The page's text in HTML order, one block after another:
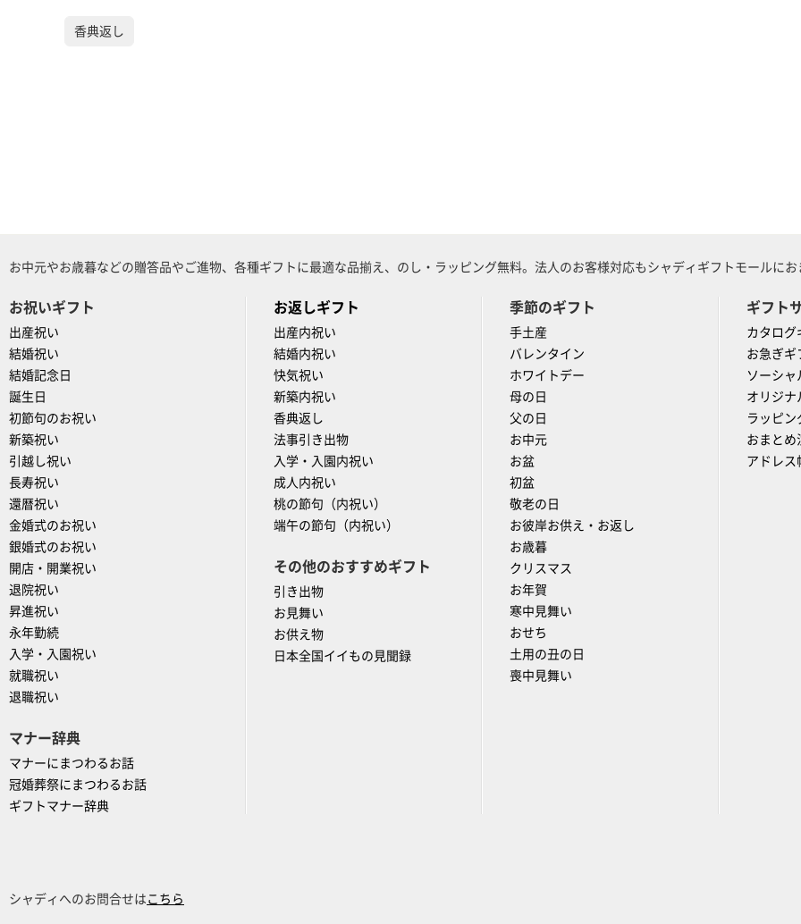
香典返し
お中元やお歳暮などの贈答品やご進物、各種ギフトに最適な品揃え、のし・ラッピング無料。法人のお客様対応もシャディギフトモールに
お祝いギフト
出産祝い
結婚祝い
結婚記念日
誕生日
初節句のお祝い
新築祝い
引越し祝い
長寿祝い
還暦祝い
金婚式のお祝い
銀婚式のお祝い
開店・開業祝い
退院祝い
昇進祝い
永年勤続
入学・入園祝い
就職祝い
退職祝い
マナー辞典
マナーにまつわるお話
冠婚葬祭にまつわるお話
ギフトマナー辞典
お返しギフト
出産内祝い
結婚内祝い
快気祝い
新築内祝い
香典返し
法事引き出物
入学・入園内祝い
成人内祝い
桃の節句（内祝い）
端午の節句（内祝い）
その他のおすすめギフト
引き出物
お見舞い
お供え物
日本全国イイもの見聞録
季節のギフト
手土産
バレンタイン
ホワイトデー
母の日
父の日
お中元
お盆
初盆
敬老の日
お彼岸お供え・お返し
お歳暮
クリスマス
お年賀
寒中見舞い
おせち
土用の丑の日
喪中見舞い
ギフト
カタログ
お急ぎギ
ソーシャ
オリジナ
ラッピン
おまとめ
アドレス
シャディへのお問合せは こちら